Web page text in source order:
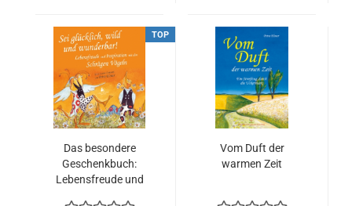
TOP
Das besondere
Geschenkbuch:
Lebensfreude und
Vom Duft der
warmen Zeit